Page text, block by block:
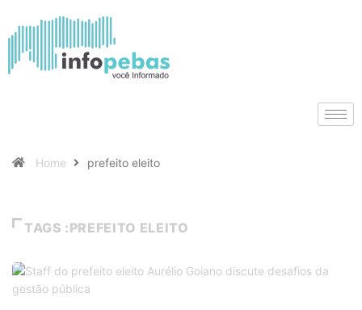
Home prefeito eleito
TAGS :PREFEITO ELEITO